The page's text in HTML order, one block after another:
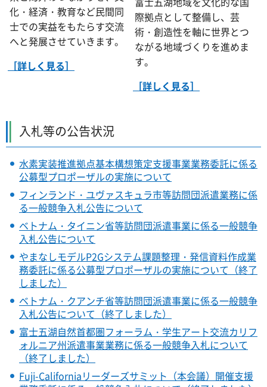
化・経済・教育など民間同
士での実益をもたらす交流
へと発展させていきます。
［詳しく見る］
際拠点として整備し、芸
術・創造性を軸に世界とつ
ながる地域づくりを進めま
す。
［詳しく見る］
入札等の公告状況
水素実装推進拠点基本構想策定支援事業業務委託に係る
公募型プロポーザルの実施について
フィンランド・ユヴァスキュラ市等訪問団派遣業務に係
る一般競争入札公告について
ベトナム・タイニン省等訪問団派遣事業に係る一般競争
入札公告について
やまなしモデルP2Gシステム課題整理・発信資料作成業
務委託に係る公募型プロポーザルの実施について（終了
しました）
ベトナム・クアンチ省等訪問団派遣事業に係る一般競争
入札公告について（終了しました）
富士五湖自然首都圏フォーラム・学生アート交流カリフ
ォルニア州派遣事業業務に係る一般競争入札について
（終了しました）
Fuji-Californiaリーダーズサミット（本会議）開催支援